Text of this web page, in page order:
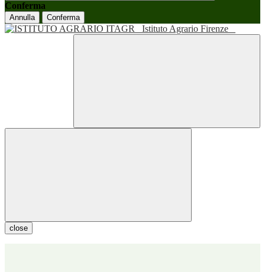
Conferma
Annulla Conferma
Istituto Agrario Firenze
close